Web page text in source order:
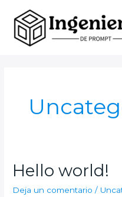
contenido
Hello world!
Deja un comentario /
Hello
world!